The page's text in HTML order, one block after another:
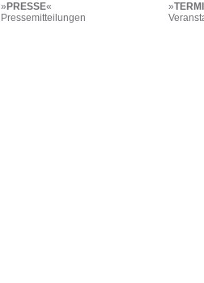
» PRESSE«
Pressemitteilungen
»